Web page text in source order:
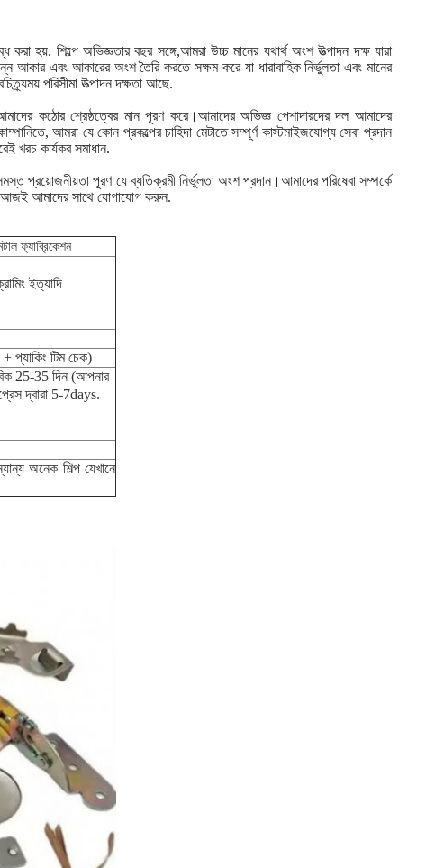
হয়. শিল্পে অভিজ্ঞতার বছর সঙ্গে,আমরা উচ্চ মানের যথার্থ অংশ উত্পাদন দক্ষ যারা
আকার এবং আকারের অংশ তৈরি করতে সক্ষম করে যা ধারাবাহিক নির্ভুলতা এবং মানের
পরিসীমা উত্পাদন দক্ষতা আছে.
কঠোর শ্রেষ্ঠত্বের মান পূরণ করে।আমাদের অভিজ্ঞ পেশাদারদের দল আমাদের
আমরা যে কোন প্রকল্পের চাহিদা মেটাতে সম্পূর্ণ কাস্টমাইজযোগ্য সেবা প্রদান
খরচ কার্যকর সমাধান.
প্রয়োজনীয়তা পূরণ যে ব্যতিক্রমী নির্ভুলতা অংশ প্রদান।আমাদের পরিষেবা সম্পর্কে
আজই আমাদের সাথে যোগাযোগ করুন.
ফ্যাব্রিকেশন
ইত্যাদি
প্যাকিং টিম চেক)
25-35 দিন (আপনার
দ্বারা 5-7days.
অনেক শিল্প যেখানে